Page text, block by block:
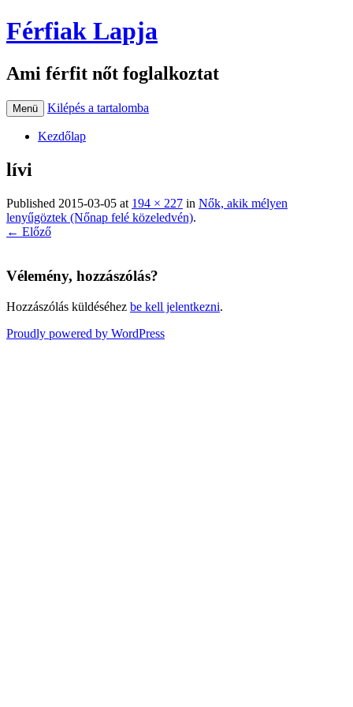
Férfiak Lapja
Ami férfit nőt foglalkoztat
Menü Kilépés a tartalomba
Kezdőlap
lívi
Published 2015-03-05 at 194 × 227 in Nők, akik mélyen
lenyűgöztek (Nőnap felé közeledvén).
← Előző
Vélemény, hozzászólás?
Hozzászólás küldéséhez be kell jelentkezni.
Proudly powered by WordPress